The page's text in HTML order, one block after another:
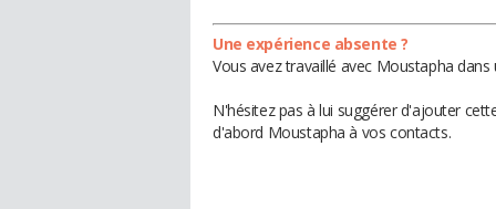
Une expérience absente ?
Vous avez travaillé avec Moustapha
N'hésitez pas à lui suggérer d'ajouter
d'abord Moustapha à vos contacts.